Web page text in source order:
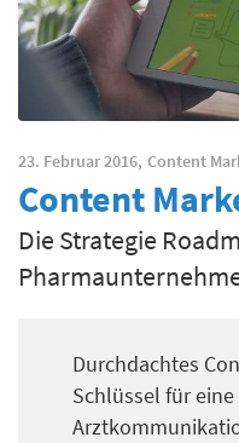
23. Februar 2016, Content
Content
Die Strategie
Durchdachtes
Schlüssel für